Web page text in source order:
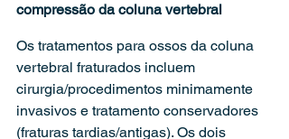
compressão da coluna vertebral
Os tratamentos para ossos da coluna
vertebral fraturados incluem
cirurgia/procedimentos minimamente
invasivos e tratamento conservadores
(fraturas tardias/antigas). Os dois